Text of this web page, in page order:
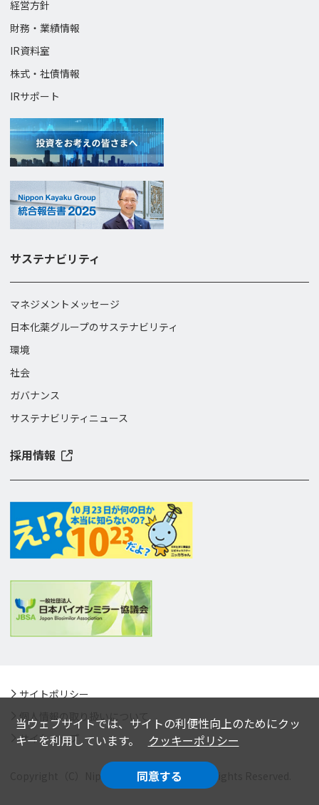
当ウェブサイトでは、サイトの利便性向上のためにクッ
キーを利用しています。
クッキーポリシー
同意する
経営方針
財務・業績情報
IR資料室
株式・社債情報
IRサポート
サステナビリティ
マネジメントメッセージ
日本化薬グループのサステナビリティ
環境
社会
ガバナンス
サステナビリティニュース
採用情報
サイトポリシー
個人情報の取り扱いについて
サイトマップ
Copyright（C）Nippon Kayaku Co.,Ltd. All Rights Reserved.